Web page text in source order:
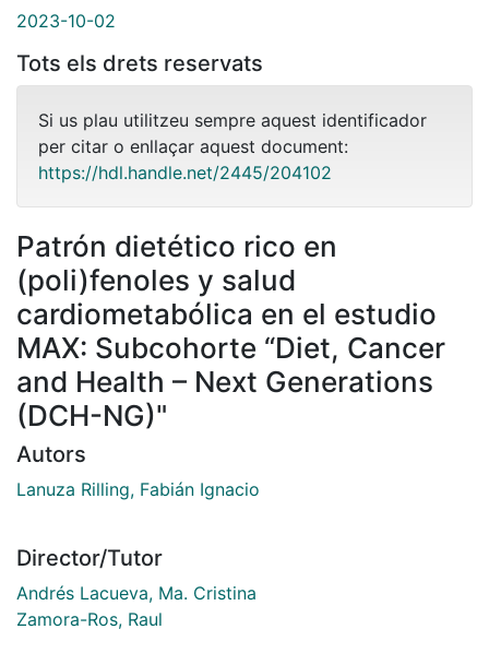
2023-10-02
Tots els drets reservats
Si us plau utilitzeu sempre aquest identificador
per citar o enllaçar aquest document:
https://hdl.handle.net/2445/204102
Patrón dietético rico en
(poli)fenoles y salud
cardiometabólica en el estudio
MAX: Subcohorte “Diet, Cancer
and Health – Next Generations
(DCH-NG)"
Autors
Lanuza Rilling, Fabián Ignacio
Director/Tutor
Andrés Lacueva, Ma. Cristina
Zamora-Ros, Raul